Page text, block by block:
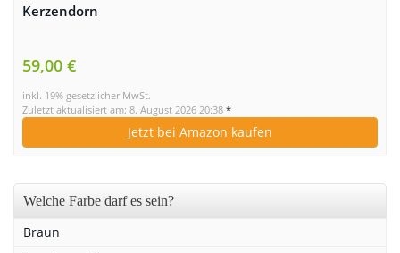
Kerzendorn
59,00 €
inkl. 19% gesetzlicher MwSt.
Zuletzt aktualisiert am: 8. August 2026 20:38 *
Jetzt bei Amazon kaufen
Welche Farbe darf es sein?
Braun